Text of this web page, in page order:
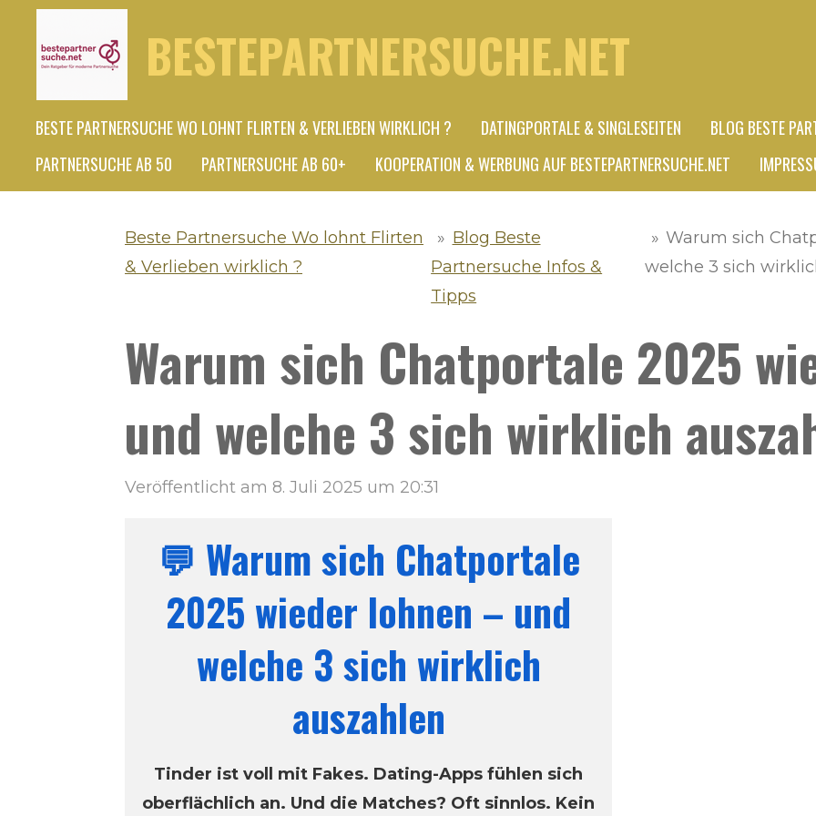
Hauptinhalt
BESTEPARTNERSUCHE.NET
BESTE PARTNERSUCHE WO LOHNT FLIRTEN & VERLIEBEN WIRKLICH ? DATINGPORTALE & SINGLESEITEN
BLOG BESTE
PARTNERSUCHE AB 50
PARTNERSUCHE AB 60+ KOOPERATION & WERBUNG AUF BESTEPARTNERSUCHE.NET
Beste Partnersuche Wo lohnt Flirten
& Verlieben wirklich ?
» Blog Beste
Partnersuche Infos &
Tipps
» Warum sich
welche 3 sich
Warum sich Chatportale 2025
und welche 3 sich wirklich
Veröffentlicht am 8. Juli 2025 um 20:31
💬 Warum sich Chatportale
2025 wieder lohnen – und
welche 3 sich wirklich
auszahlen
Tinder ist voll mit Fakes. Dating-Apps fühlen sich
oberflächlich an. Und die Matches? Oft sinnlos. Kein